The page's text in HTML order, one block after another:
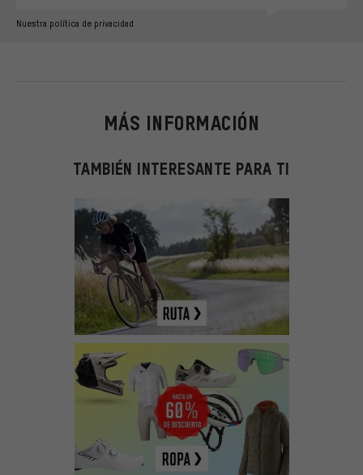
Nuestra política de privacidad
MÁS INFORMACIÓN
TAMBIÉN INTERESANTE PARA TI